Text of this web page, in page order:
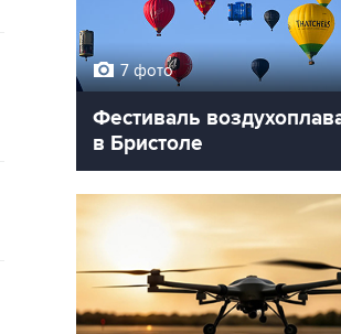
7 фото
Фестиваль
в Бристоле